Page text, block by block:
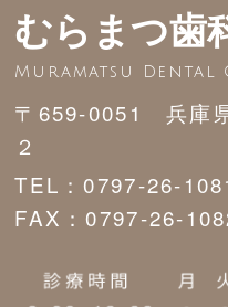
むらまつ歯
Muramatsu Dental
〒659-0051 兵庫
２
TEL：0797-26-
FAX：0797-26-